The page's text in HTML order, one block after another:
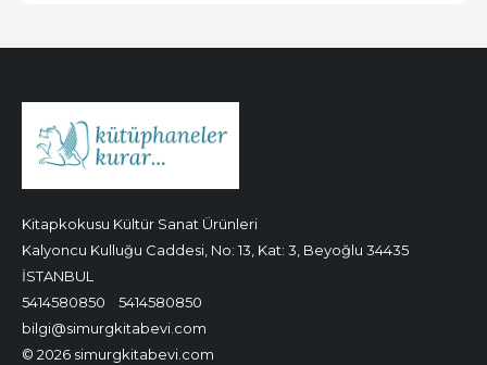
Kitapkokusu Kültür Sanat Ürünleri
Kalyoncu Kulluğu Caddesi, No: 13, Kat: 3, Beyoğlu 34435
İSTANBUL
5414580850
5414580850
bilgi@simurgkitabevi.com
© 2026 simurgkitabevi.com